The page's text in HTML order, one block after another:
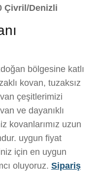
Çivril/Denizli
bölgesine katlı
kovan, tuzaksız
çeşitlerimizi
ve dayanıklı
kovanlarımız uzun
uygun fiyat
için en uygun
oluyoruz. Sipariş